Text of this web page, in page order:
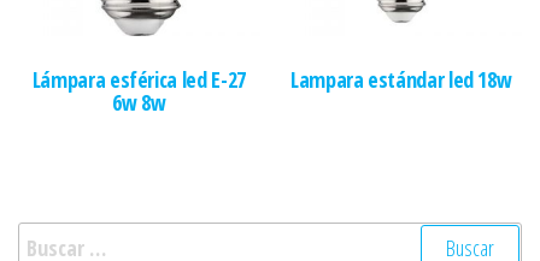
Lámpara esférica led E-27
6w 8w
Lampara estándar led 18w
Buscar: